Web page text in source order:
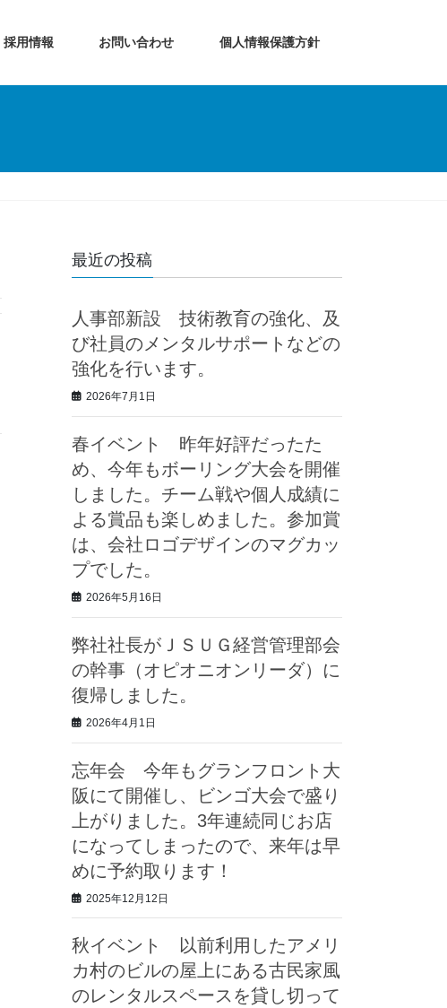
採用情報 お問い合わせ 個人情報保護方針
最近の投稿
人事部新設 技術教育の強化、及
び社員のメンタルサポートなどの
強化を行います。
2026年7月1日
春イベント 昨年好評だったた
め、今年もボーリング大会を開催
しました。チーム戦や個人成績に
よる賞品も楽しめました。参加賞
は、会社ロゴデザインのマグカッ
プでした。
2026年5月16日
弊社社長がＪＳＵＧ経営管理部会
の幹事（オピオニオンリーダ）に
復帰しました。
2026年4月1日
忘年会 今年もグランフロント大
阪にて開催し、ビンゴ大会で盛り
上がりました。3年連続同じお店
になってしまったので、来年は早
めに予約取ります！
2025年12月12日
秋イベント 以前利用したアメリ
カ村のビルの屋上にある古民家風
のレンタルスペースを貸し切って